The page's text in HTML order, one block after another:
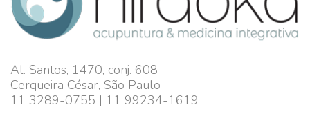
Al. Santos, 1470, conj. 608
Cerqueira César, São Paulo
11 3289-0755 | 11 99234-1619